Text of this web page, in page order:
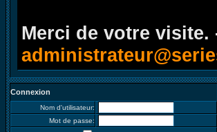
Merci de votre
Connexion
Nom d'utilisateur:
Mot de passe: